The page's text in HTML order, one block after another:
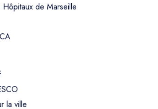
de Marseille
la ville